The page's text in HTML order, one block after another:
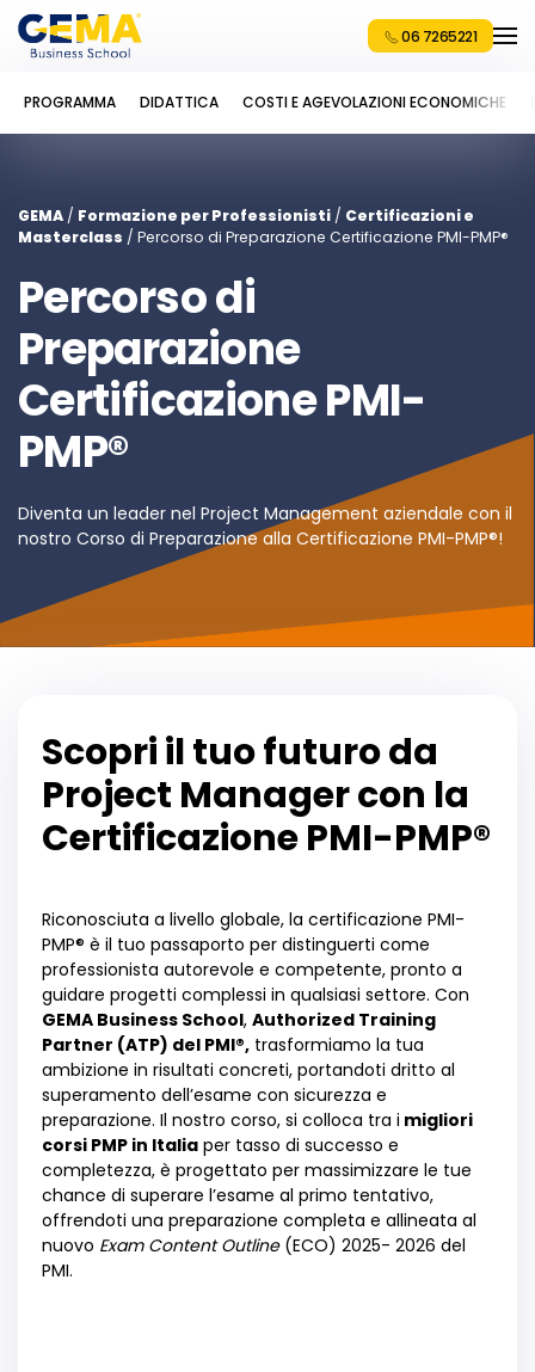
06 7265221
GEMA / Formazione per Professionisti / Certificazioni e
Masterclass / Percorso di Preparazione Certificazione PMI-PMP®
Percorso di
Preparazione
Certificazione PMI-
PMP®
Diventa un leader nel Project Management aziendale con il
nostro Corso di Preparazione alla Certificazione PMI-PMP®!
PROGRAMMA DIDATTICA COSTI E AGEVOLAZIONI ECONOMICHE
Scopri il tuo futuro da
Project Manager con la
Certificazione PMI-PMP®
Riconosciuta a livello globale, la certificazione PMI-
PMP® è il tuo passaporto per distinguerti come
professionista autorevole e competente, pronto a
guidare progetti complessi in qualsiasi settore. Con
GEMA Business School, Authorized Training
Partner (ATP) del PMI®, trasformiamo la tua
ambizione in risultati concreti, portandoti dritto al
superamento dell’esame con sicurezza e
preparazione. Il nostro corso, si colloca tra i migliori
corsi PMP in Italia per tasso di successo e
completezza, è progettato per massimizzare le tue
chance di superare l’esame al primo tentativo,
offrendoti una preparazione completa e allineata al
nuovo Exam Content Outline(ECO) 2025- 2026 del
PMI.